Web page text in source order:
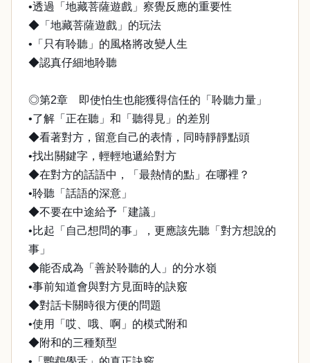
•透過「地藏菩薩遊戲」察覺反應的重要性
◆「地藏菩薩遊戲」的玩法
•「只有聆聽」的風格將改變人生
◆認真仔細地聆聽
◎第2章 即使怕生也能獲得信任的「聆聽力量」
•了解「正在聽」和「聽得見」的差別
◆看著對方，留意自己的表情，同時靜靜點頭
•找出關鍵字，輕輕地遞給對方
◆在對方的話語中，「最熱情的點」在哪裡？
•聆聽「話語的深意」
◆不要在中途給予「建議」
•比起「自己想問的事」，更應該先聽「對方想說的
事」
◆能否成為「善於聆聽的人」的分水嶺
•事前知道會與對方見面時的訣竅
◆對話卡關時很方便的問題
•使用「哎、哦、啊」的模式附和
◆附和的三種類型